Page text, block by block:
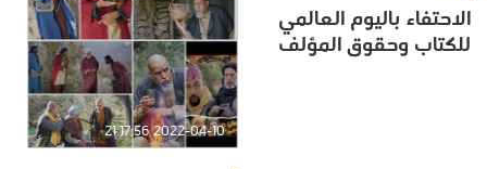
الاحتفاء باليوم العالمي
للكتاب وحقوق المؤلف‎
2022-04-10 21:17:56